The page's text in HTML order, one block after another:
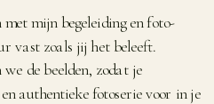
mijn begeleiding en foto-
vast zoals jij het beleeft.
de beelden, zodat je
authentieke fotoserie voor in je